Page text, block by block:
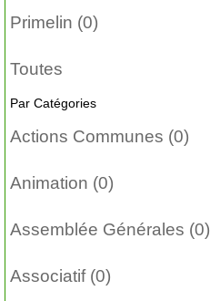
Primelin (0)
Toutes
Par Catégories
Actions Communes (0)
Animation (0)
Assemblée Générales (0)
Associatif (0)